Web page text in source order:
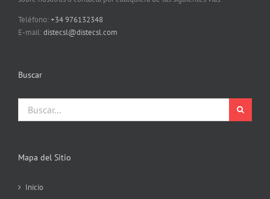
Teléfono:+34 976132348
E-mail:distecsl@distecsl.com
Buscar
Mapa del Sitio
Inicio